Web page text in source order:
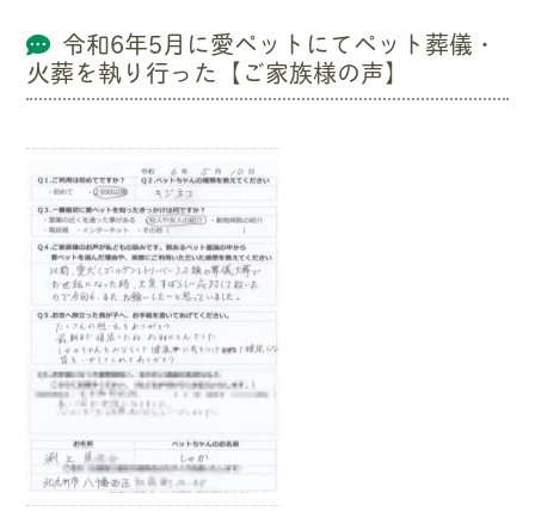
令和6年5月に愛ペットにてペット葬儀・
火葬を執り行った【ご家族様の声】